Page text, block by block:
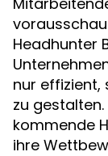
Headhunter
nur effizient,
zu
kommende
ihre